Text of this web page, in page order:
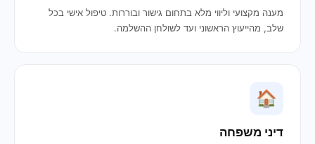
מענה מקצועי וליווי מלא בתחום גישור ובוררות. טיפול אישי בכל
שלב, מהייעוץ הראשוני ועד לשולחן ההשלמה.
🏠
דיני משפחה